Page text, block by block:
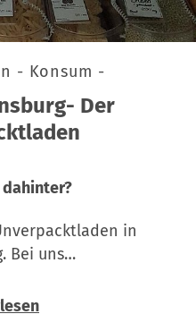
- Konsum -
Der
in
Bei uns…